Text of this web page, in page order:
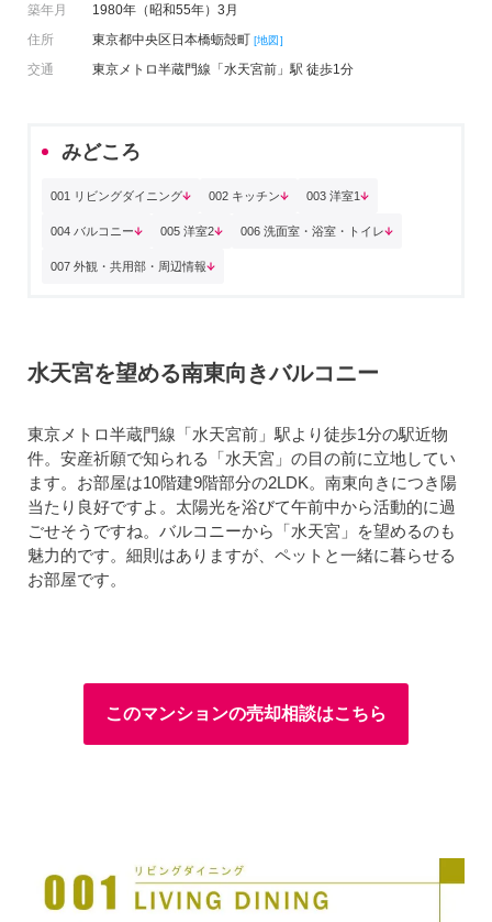
築年月
1980年（昭和55年）3月
住所
東京都中央区日本橋蛎殻町 [地図]
交通 東京メトロ半蔵門線「水天宮前」駅 徒歩1分
みどころ
001 リビングダイニング 002 キッチン 003 洋室1
004 バルコニー 005 洋室2 006 洗面室・浴室・トイレ
007 外観・共用部・周辺情報
水天宮を望める南東向きバルコニー
東京メトロ半蔵門線「水天宮前」駅より徒歩1分の駅近物
件。安産祈願で知られる「水天宮」の目の前に立地してい
ます。お部屋は10階建9階部分の2LDK。南東向きにつき陽
当たり良好ですよ。太陽光を浴びて午前中から活動的に過
ごせそうですね。バルコニーから「水天宮」を望めるのも
魅力的です。細則はありますが、ペットと一緒に暮らせる
お部屋です。
このマンションの売却相談はこちら